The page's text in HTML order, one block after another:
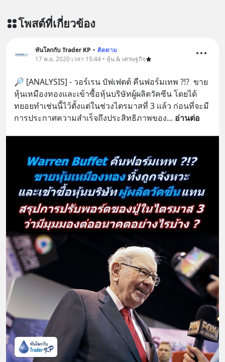
โพสต์ที่เกี่ยวข้อง
ทันโลกกับ Trader KP • ติดตาม
17 พ.ย. 2020 เวลา 15:44 • หุ้น & เศรษฐกิจ
🔎 [ANALYSIS] - วอร์เรน บัฟเฟตต์ คืนฟอร์มเทพ ?!?  ขาย
หุ้นเหมืองทองและเข้าซื้อหุ้นบริษัทผู้ผลิตวัคซีน โดยได้
ทยอยทำเช่นนี้ไว้ตั้งแต่ในช่วงไตรมาสที่ 3 แล้ว ก่อนที่จะมี
การประกาศความสำเร็จถึงประสิทธิภาพของ... อ่านต่อ